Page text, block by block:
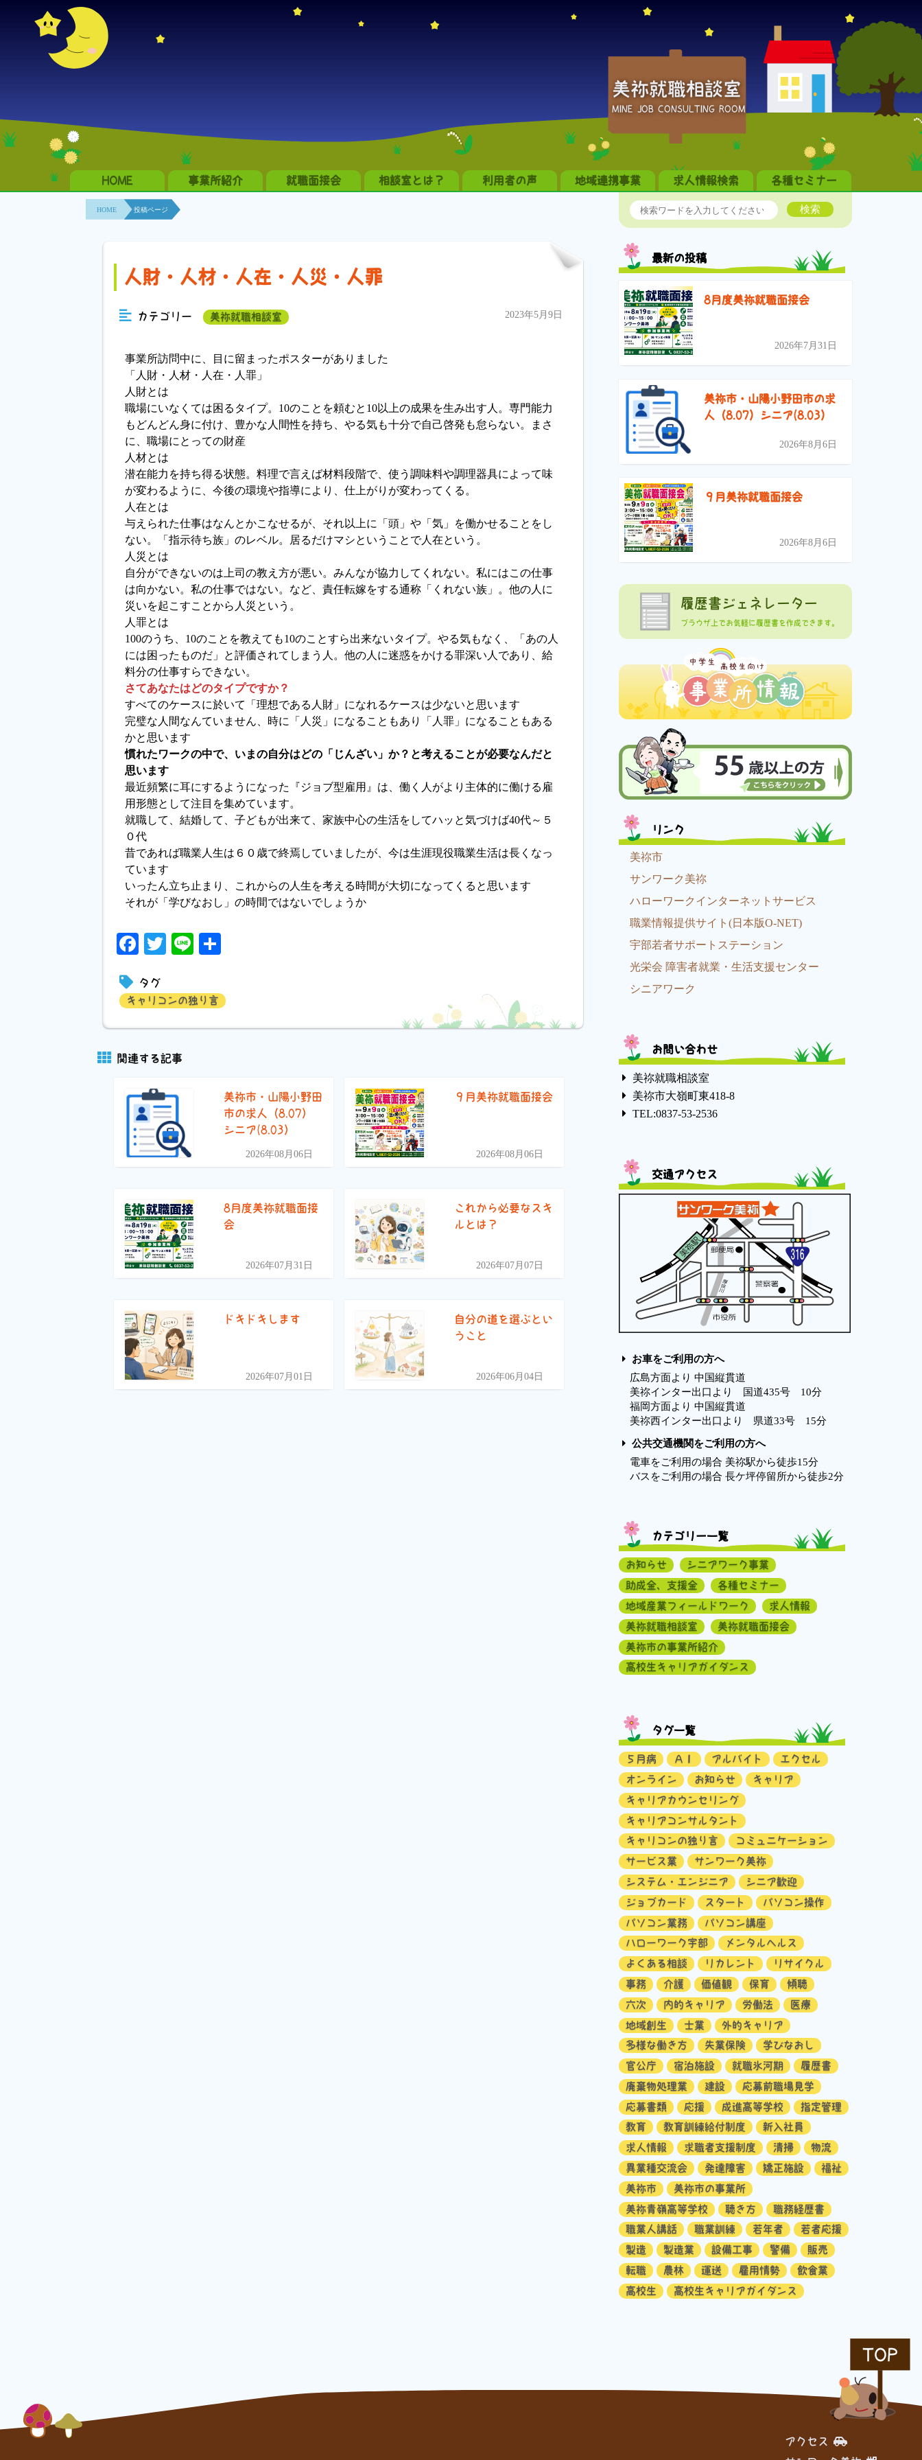
美祢就職相談室
MINE JOB CONSULTING ROOM
HOME 事業所紹介 就職面接会 相談室とは？ 利用者の声 地域連携事業 求人情報検索 各種セミナー
HOME 投稿ページ
人財・人材・人在・人災・人罪
カテゴリー 美祢就職相談室 2023年5月9日
事業所訪問中に、目に留まったポスターがありました
「人財・人材・人在・人罪」
人財とは
職場にいなくては困るタイプ。10のことを頼むと10以上の成果を生み出す人。専門能力
もどんどん身に付け、豊かな人間性を持ち、やる気も十分で自己啓発も怠らない。まさ
に、職場にとっての財産
人材とは
潜在能力を持ち得る状態。料理で言えば材料段階で、使う調味料や調理器具によって味
が変わるように、今後の環境や指導により、仕上がりが変わってくる。
人在とは
与えられた仕事はなんとかこなせるが、それ以上に「頭」や「気」を働かせることをし
ない。「指示待ち族」のレベル。居るだけマシということで人在という。
人災とは
自分ができないのは上司の教え方が悪い。みんなが協力してくれない。私にはこの仕事
は向かない。私の仕事ではない。など、責任転嫁をする通称「くれない族」。他の人に
災いを起こすことから人災という。
人罪とは
100のうち、10のことを教えても10のことすら出来ないタイプ。やる気もなく、「あの人
には困ったものだ」と評価されてしまう人。他の人に迷惑をかける罪深い人であり、給
料分の仕事すらできない。
さてあなたはどのタイプですか？
すべてのケースに於いて「理想である人財」になれるケースは少ないと思います
完璧な人間なんていません、時に「人災」になることもあり「人罪」になることもある
かと思います
慣れたワークの中で、いまの自分はどの「じんざい」か？と考えることが必要なんだと
思います
最近頻繁に耳にするようになった『ジョブ型雇用』は、働く人がより主体的に働ける雇
用形態として注目を集めています。
就職して、結婚して、子どもが出来て、家族中心の生活をしてハッと気づけば40代～５
０代
昔であれば職業人生は６０歳で終焉していましたが、今は生涯現役職業生活は長くなっ
ています
いったん立ち止まり、これからの人生を考える時間が大切になってくると思います
それが「学びなおし」の時間ではないでしょうか
Facebook
Twitter
Line
タグ
キャリコンの独り言
関連する記事
美祢市・山陽小野田
市の求人（8.07）
シニア(8.03）
2026年08月06日
９月美祢就職面接会
2026年08月06日
8月度美祢就職面接
会
2026年07月31日
これから必要なスキ
ルとは？
2026年07月07日
ドキドキします
2026年07月01日
自分の道を選ぶとい
うこと
2026年06月04日
検索
最新の投稿
8月度美祢就職面接会
2026年7月31日
美祢市・山陽小野田市の求
人（8.07）シニア(8.03）
2026年8月6日
９月美祢就職面接会
2026年8月6日
履歴書ジェネレーター
ブラウザ上でお気軽に履歴書を作成できます。
リンク
美祢市
サンワーク美祢
ハローワークインターネットサービス
職業情報提供サイト(日本版O-NET)
宇部若者サポートステーション
光栄会 障害者就業・生活支援センター
シニアワーク
お問い合わせ
美祢就職相談室
美祢市大嶺町東418-8
TEL:0837-53-2536
交通アクセス
お車をご利用の方へ
広島方面より 中国縦貫道
美祢インター出口より 国道435号 10分
福岡方面より 中国縦貫道
美祢西インター出口より 県道33号 15分
公共交通機関をご利用の方へ
電車をご利用の場合 美祢駅から徒歩15分
バスをご利用の場合 長ケ坪停留所から徒歩2分
カテゴリー一覧
お知らせ
シニアワーク事業
助成金、支援金
各種セミナー
地域産業フィールドワーク
求人情報
美祢就職相談室
美祢就職面接会
美祢市の事業所紹介
高校生キャリアガイダンス
タグ一覧
５月病 ＡＩ アルバイト
エクセル
オンライン
お知らせ
キャリア
キャリアカウンセリング
キャリアコンサルタント
キャリコンの独り言
コミュニケーション
サービス業
サンワーク美祢
システム・エンジニア
シニア歓迎
ジョブカード
スタート
パソコン操作
パソコン業務
パソコン講座
ハローワーク宇部
メンタルヘルス
よくある相談
リカレント
リサイクル
事務
介護 価値観 保育
傾聴
六次
内的キャリア 労働法
医療
地域創生
士業
外的キャリア
多様な働き方
失業保険
学びなおし
官公庁
宿泊施設 就職氷河期
履歴書
廃棄物処理業
建設
応募前職場見学
応募書類
応援 成進高等学校
指定管理
教育
教育訓練給付制度
新入社員
求人情報
求職者支援制度 清掃
物流
異業種交流会
発達障害 矯正施設
福祉
美祢市
美祢市の事業所
美祢青嶺高等学校
聴き方
職務経歴書
職業人講話
職業訓練 若年者
若者応援
製造
製造業 設備工事 警備
販売
転職
農林 運送 雇用情勢
飲食業
高校生
高校生キャリアガイダンス
TOP
アクセス